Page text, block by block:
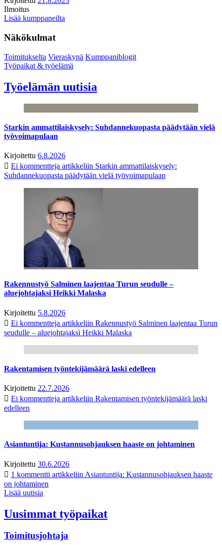
Ilmoitus
Lisää kumppaneilta
Näkökulmat
Toimitukselta Vieraskynä Kumppaniblogit
Työpaikat & työelämä
Työelämän uutisia
Starkin ammattilaiskysely: Suhdannekuopasta päädytään vielä
työvoimapulaan
Kirjoitettu 6.8.2026
Ei kommentteja artikkeliin Starkin ammattilaiskysely:
Suhdannekuopasta päädytään vielä työvoimapulaan
Rakennustyö Salminen laajentaa Turun seudulle –
aluejohtajaksi Heikki Malaska
Kirjoitettu 5.8.2026
Ei kommentteja artikkeliin Rakennustyö Salminen laajentaa Turun
seudulle – aluejohtajaksi Heikki Malaska
Rakentamisen työntekijämäärä laski edelleen
Kirjoitettu 22.7.2026
Ei kommentteja artikkeliin Rakentamisen työntekijämäärä laski
edelleen
Asiantuntija: Kustannusohjauksen haaste on johtaminen
Kirjoitettu 30.6.2026
1 kommentti artikkeliin Asiantuntija: Kustannusohjauksen haaste
on johtaminen
Lisää uutisia
Uusimmat työpaikat
Toimitusjohtaja